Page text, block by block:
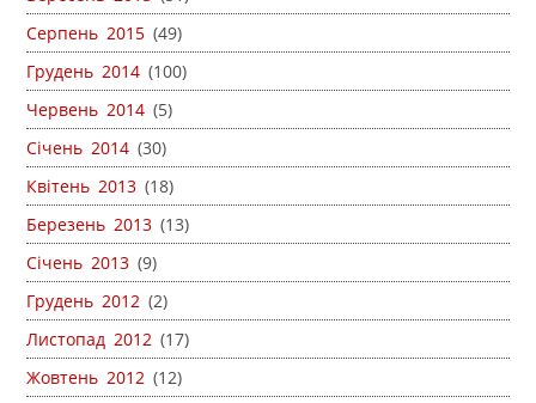
Серпень 2015 (49)
Грудень 2014 (100)
Червень 2014 (5)
Січень 2014 (30)
Квітень 2013 (18)
Березень 2013 (13)
Січень 2013 (9)
Грудень 2012 (2)
Листопад 2012 (17)
Жовтень 2012 (12)